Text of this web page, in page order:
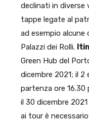
declinati in diverse
tappe legate al
ad esempio alcune
Palazzi dei Rolli.
Green Hub del
dicembre 2021; il 2
partenza ore 16.30
il 30 dicembre
ai tour è